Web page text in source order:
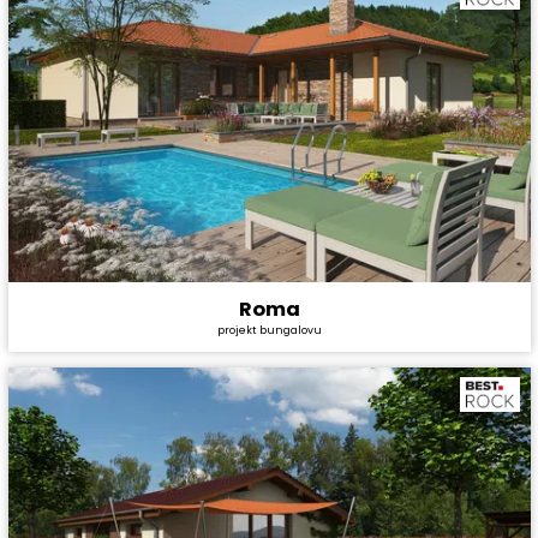
Dispozice:
5+1
Užitná plocha:
147,8 m²
Roma
projekt bungalovu